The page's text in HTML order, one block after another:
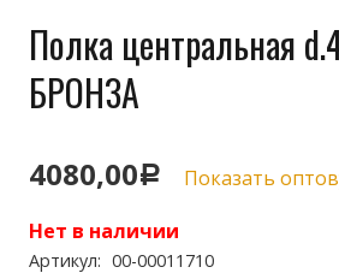
Полка центральная
БРОНЗА
4080,00Р
Показать
Нет в наличии
Артикул: 00-00011710